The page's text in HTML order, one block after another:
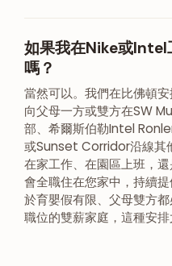
如果我在Nike或Intel
嗎？
當然可以。我們在比佛頓
向父母一方或雙方在SW
部、希爾斯伯勒Intel
或Sunset Corridor沿線其
在家工作、在園區上班，
會全職住在您家中，持續
於育嬰假有限、父母雙方
職位的雙薪家庭，這種安排